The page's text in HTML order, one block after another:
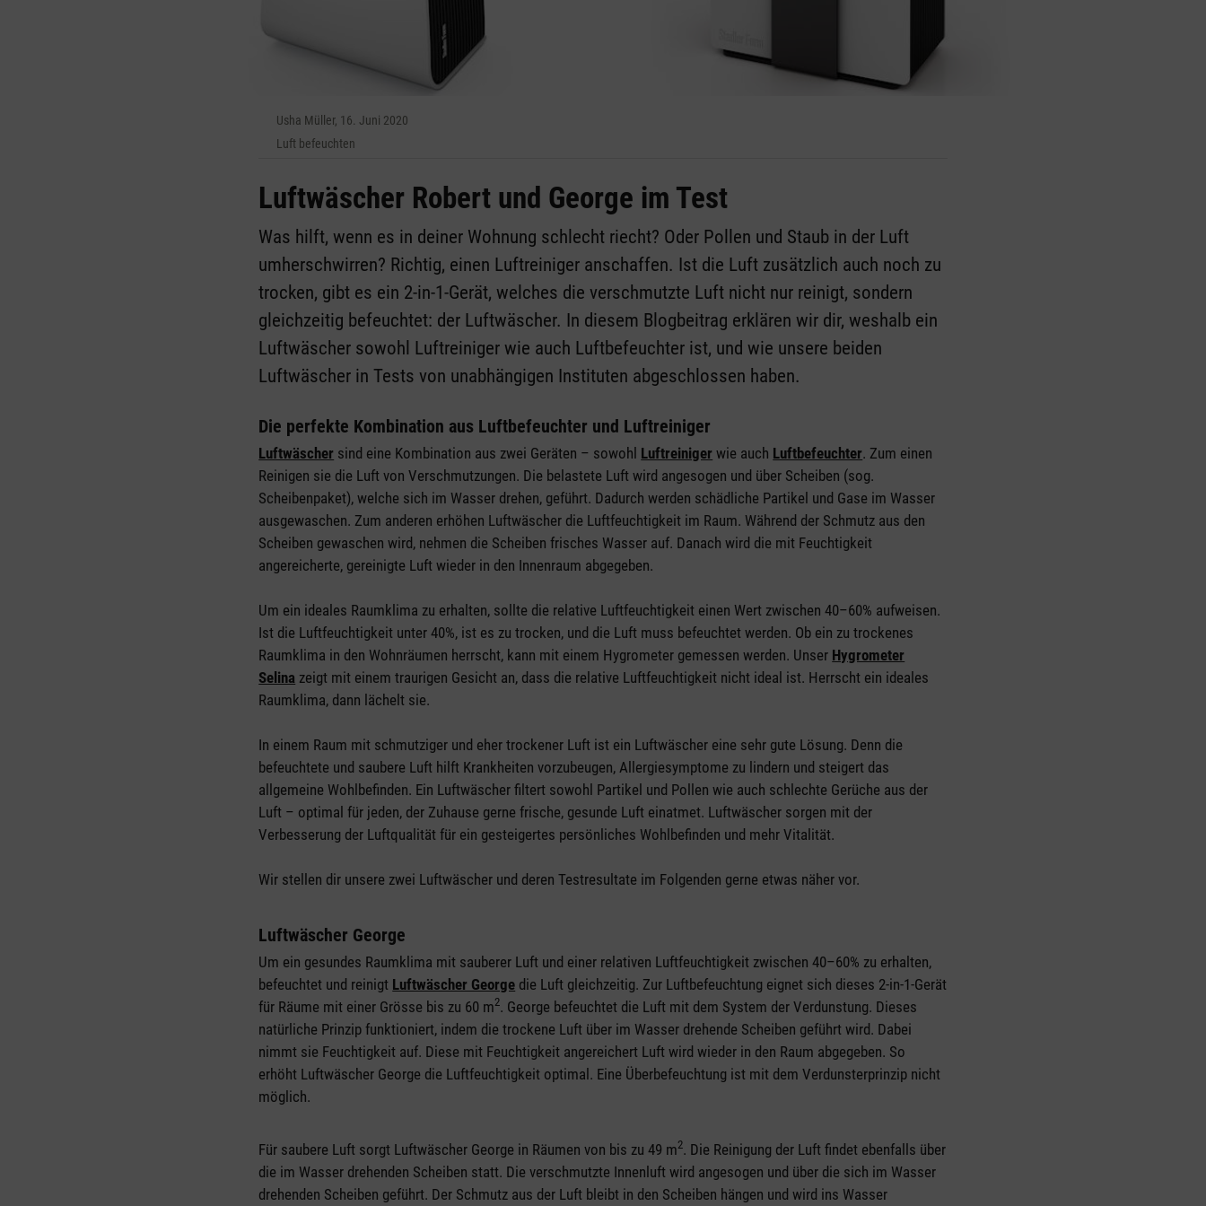
Usha Müller, 16. Juni 2020
Luft befeuchten
Luftwäscher Robert und George im Test
Was hilft, wenn es in deiner Wohnung schlecht riecht? Oder Pollen und Staub in der Luft
umherschwirren? Richtig, einen Luftreiniger anschaffen. Ist die Luft zusätzlich auch noch zu
trocken, gibt es ein 2-in-1-Gerät, welches die verschmutzte Luft nicht nur reinigt, sondern
gleichzeitig befeuchtet: der Luftwäscher. In diesem Blogbeitrag erklären wir dir, weshalb ein
Luftwäscher sowohl Luftreiniger wie auch Luftbefeuchter ist, und wie unsere beiden
Luftwäscher in Tests von unabhängigen Instituten abgeschlossen haben.
Die perfekte Kombination aus Luftbefeuchter und Luftreiniger
Luftwäscher sind eine Kombination aus zwei Geräten – sowohl Luftreiniger wie auch Luftbefeuchter. Zum einen
Reinigen sie die Luft von Verschmutzungen. Die belastete Luft wird angesogen und über Scheiben (sog.
Scheibenpaket), welche sich im Wasser drehen, geführt. Dadurch werden schädliche Partikel und Gase im Wasser
ausgewaschen. Zum anderen erhöhen Luftwäscher die Luftfeuchtigkeit im Raum. Während der Schmutz aus den
Scheiben gewaschen wird, nehmen die Scheiben frisches Wasser auf. Danach wird die mit Feuchtigkeit
angereicherte, gereinigte Luft wieder in den Innenraum abgegeben.
Um ein ideales Raumklima zu erhalten, sollte die relative Luftfeuchtigkeit einen Wert zwischen 40–60% aufweisen.
Ist die Luftfeuchtigkeit unter 40%, ist es zu trocken, und die Luft muss befeuchtet werden. Ob ein zu trockenes
Raumklima in den Wohnräumen herrscht, kann mit einem Hygrometer gemessen werden. Unser Hygrometer
Selina zeigt mit einem traurigen Gesicht an, dass die relative Luftfeuchtigkeit nicht ideal ist. Herrscht ein ideales
Raumklima, dann lächelt sie.
In einem Raum mit schmutziger und eher trockener Luft ist ein Luftwäscher eine sehr gute Lösung. Denn die
befeuchtete und saubere Luft hilft Krankheiten vorzubeugen, Allergiesymptome zu lindern und steigert das
allgemeine Wohlbefinden. Ein Luftwäscher filtert sowohl Partikel und Pollen wie auch schlechte Gerüche aus der
Luft – optimal für jeden, der Zuhause gerne frische, gesunde Luft einatmet. Luftwäscher sorgen mit der
Verbesserung der Luftqualität für ein gesteigertes persönliches Wohlbefinden und mehr Vitalität.
Wir stellen dir unsere zwei Luftwäscher und deren Testresultate im Folgenden gerne etwas näher vor.
Luftwäscher George
Um ein gesundes Raumklima mit sauberer Luft und einer relativen Luftfeuchtigkeit zwischen 40–60% zu erhalten,
befeuchtet und reinigt Luftwäscher George die Luft gleichzeitig. Zur Luftbefeuchtung eignet sich dieses 2-in-1-Gerät
für Räume mit einer Grösse bis zu 60 m2. George befeuchtet die Luft mit dem System der Verdunstung. Dieses
natürliche Prinzip funktioniert, indem die trockene Luft über im Wasser drehende Scheiben geführt wird. Dabei
nimmt sie Feuchtigkeit auf. Diese mit Feuchtigkeit angereichert Luft wird wieder in den Raum abgegeben. So
erhöht Luftwäscher George die Luftfeuchtigkeit optimal. Eine Überbefeuchtung ist mit dem Verdunsterprinzip nicht
möglich.
Für saubere Luft sorgt Luftwäscher George in Räumen von bis zu 49 m2. Die Reinigung der Luft findet ebenfalls über
die im Wasser drehenden Scheiben statt. Die verschmutzte Innenluft wird angesogen und über die sich im Wasser
drehenden Scheiben geführt. Der Schmutz aus der Luft bleibt in den Scheiben hängen und wird ins Wasser